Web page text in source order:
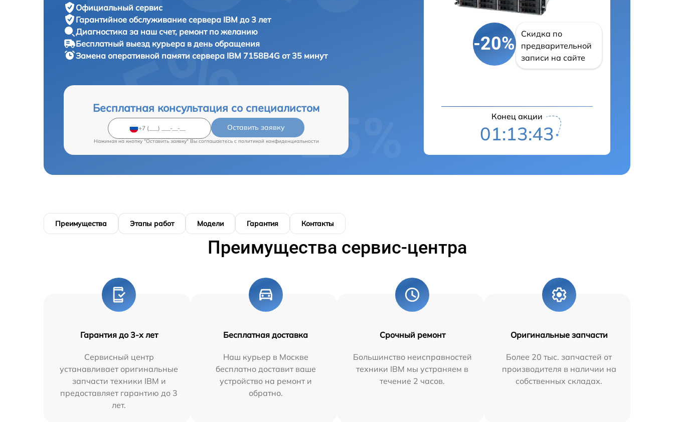
Официальный сервис
Гарантийное обслуживание сервера IBM до 3 лет
Диагностика за наш счет, ремонт по желанию
Бесплатный выезд курьера в день обращения
Замена оперативной памяти сервера IBM 7158B4G от 35 минут
Бесплатная консультация со специалистом
Оставить заявку
Нажимая на кнопку "Оставить заявку" Вы соглашаетесь c политикой конфиденциальности
-20%
Скидка по
предварительной
записи на сайте
Конец акции
01:13:42
Преимущества Этапы работ Модели Гарантия Контакты
Преимущества сервис-центра
Гарантия до 3-х лет
Сервисный центр
устанавливает оригинальные
запчасти техники IBM и
предоставляет гарантию до 3
лет.
Бесплатная доставка
Наш курьер в Москве
бесплатно доставит ваше
устройство на ремонт и
обратно.
Срочный ремонт
Большинство неисправностей
техники IBM мы устраняем в
течение 2 часов.
Оригинальные запчасти
Более 20 тыс. запчастей от
производителя в наличии на
собственных складах.